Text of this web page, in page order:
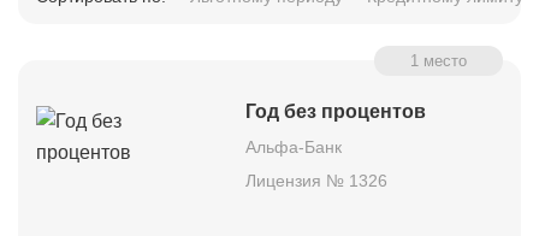
Год без процентов
1 место
Альфа-Банк
Лицензия № 1326